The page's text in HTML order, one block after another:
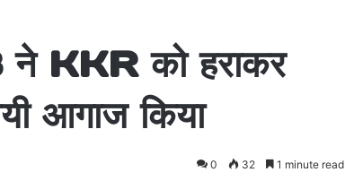
KKR को हराकर
आगाज किया
0 32 1 minute read